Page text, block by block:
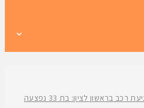
פגיעת רכב בראשון לציון: בת 33 נפצעה